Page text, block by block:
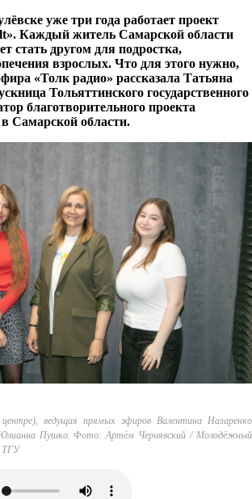
уже три года работает проект
Каждый житель Самарской области
стать другом для подростка,
взрослых. Что для этого нужно,
«Толк радио» рассказала Татьяна
Тольяттинского государственного
благотворительного проекта
Самарской области.
ведущая прямых эфиров Валентина Назаренко
Юлианна Пушко. Фото: Артём Чернявский / Молодёжный
ТГУ